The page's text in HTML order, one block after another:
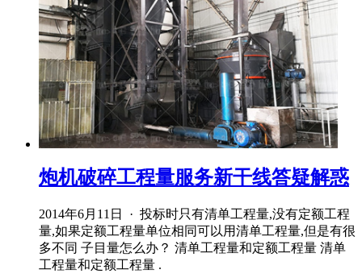
炮机破碎工程量服务新干线答疑解惑
2014年6月11日 · 投标时只有清单工程量,没有定额工程
量,如果定额工程量单位相同可以用清单工程量,但是有很
多不同 子目量怎么办？ 清单工程量和定额工程量 清单
工程量和定额工程量 .